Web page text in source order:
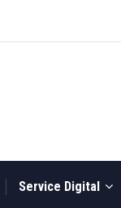
Service Digital